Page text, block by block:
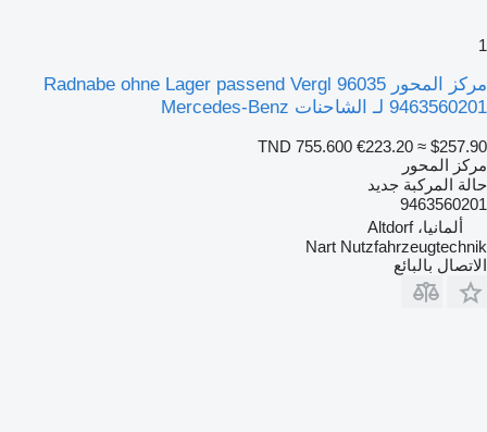
1
مركز المحور Radnabe ohne Lager passend Vergl 96035
9463560201 لـ الشاحنات Mercedes-Benz
TND 755.600 €223.20 ≈ $257.90
مركز المحور
حالة المركبة جديد
9463560201
ألمانيا، Altdorf
Nart Nutzfahrzeugtechnik
الاتصال بالبائع